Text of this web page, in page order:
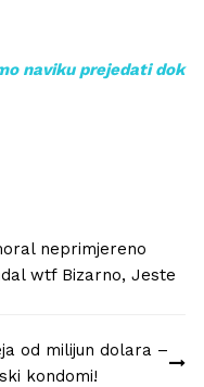
naviku prejedati dok
neprimjereno
wtf Bizarno,Jeste
od milijun dolara –
kondomi!